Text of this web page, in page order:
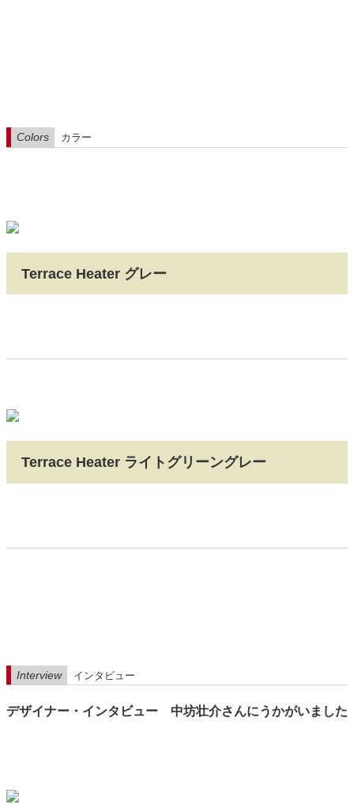
Colors カラー
Terrace Heater グレー
Terrace Heater ライトグリーングレー
Interview インタビュー
デザイナー・インタビュー 中坊壮介さんにうかがいました